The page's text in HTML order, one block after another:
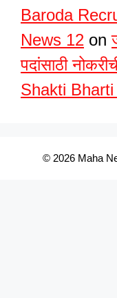
Baroda
News 12 on
पदांसाठी
Shakti
© 2026 Maha